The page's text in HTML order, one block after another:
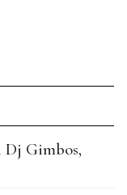
Dj Gimbos,